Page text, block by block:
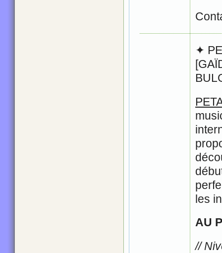
✦
les
AU
//